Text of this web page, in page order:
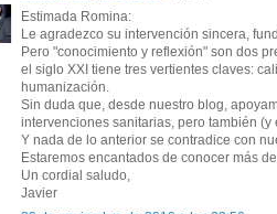
Estimada Romina:
Le agradezco su intervención sincera,
Pero "conocimiento y reflexión" son dos
el siglo XXI tiene tres vertientes claves:
humanización.
Sin duda que, desde nuestro blog,
intervenciones sanitarias, pero también
Y nada de lo anterior se contradice con
Estaremos encantados de conocer más
Un cordial saludo,
Javier